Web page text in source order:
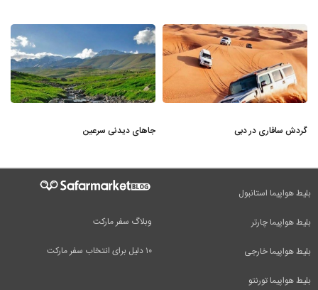
گردش سافاری در دبی جاهای دیدنی سرعین
وبلاگ سفر مارکت
۱۰ دلیل برای انتخاب سفر مارکت
بلیط هواپیما استانبول
بلیط هواپیما چارتر
بلیط هواپیما خارجی
بلیط هواپیما تورنتو